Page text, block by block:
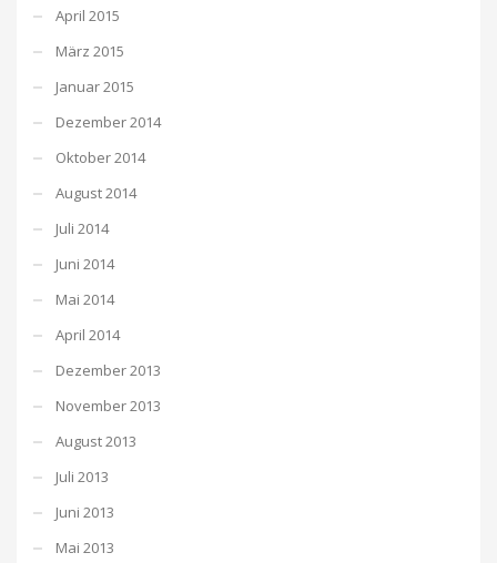
April 2015
März 2015
Januar 2015
Dezember 2014
Oktober 2014
August 2014
Juli 2014
Juni 2014
Mai 2014
April 2014
Dezember 2013
November 2013
August 2013
Juli 2013
Juni 2013
Mai 2013